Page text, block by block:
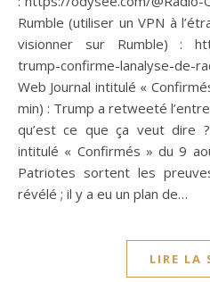
Rumble (utiliser un VPN à
visionner sur Rumble) :
trump-confirme-lanalyse-de-
Web Journal intitulé «
min) : Trump a retweeté
qu’est ce que ça veut dire
intitulé « Confirmés » du 9
Patriotes sortent les
révélé ; il y a eu un plan de…
LIRE LA